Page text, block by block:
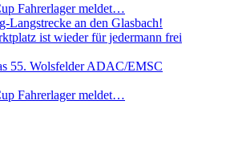
Fahrerlager meldet…
Langstrecke an den Glasbach!
ist wieder für jedermann frei
55. Wolsfelder ADAC/EMSC
Fahrerlager meldet…